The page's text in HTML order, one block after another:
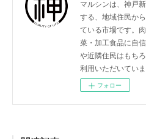
マルシンは、神戸
する、地域住民か
ている市場です。
菜・加工食品に自
や近隣住民はもち
利用いただいていま
フォロー